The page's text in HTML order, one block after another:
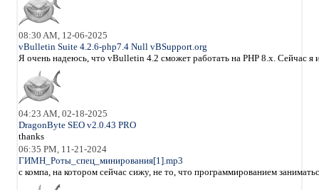
08:30 AM, 12-06-2025
vBulletin Suite 4.2.6-php7.4 Null vBSupport.org
Я очень надеюсь, что vBulletin 4.2 сможет работать на PHP 8.x. Сейчас
04:23 AM, 02-18-2025
DragonByte SEO v2.0.43 PRO
thanks
06:35 PM, 11-21-2024
ГИМН_Роты_спец_минирования[1].mp3
с компа, на котором сейчас сижу, не то, что программированием